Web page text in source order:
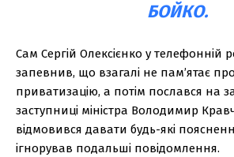
БОЙКО.
Сам Сергій Олексієнко у телефонній
запевнив, що взагалі не пам’ятає
приватизацію, а потім послався на
заступниці міністра Володимир
відмовився давати будь-які
ігнорував подальші повідомлення.